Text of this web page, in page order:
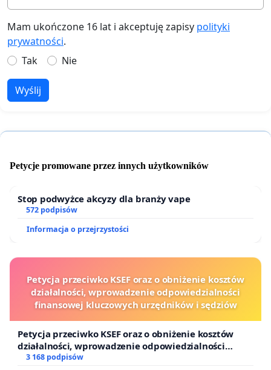
Mam ukończone 16 lat i akceptuję zapisy polityki
prywatności.
Tak
Nie
Wyślij
Petycje promowane przez innych użytkowników
Stop podwyżce akcyzy dla branży vape
572 podpisów
Informacja o przejrzystości
Petycja przeciwko KSEF oraz o obniżenie kosztów
działalności, wprowadzenie odpowiedzialności
finansowej kluczowych urzędników i sędziów
Petycja przeciwko KSEF oraz o obniżenie kosztów
działalności, wprowadzenie odpowiedzialności
finansowej kluczowych urzędników i sędziów
3 168 podpisów